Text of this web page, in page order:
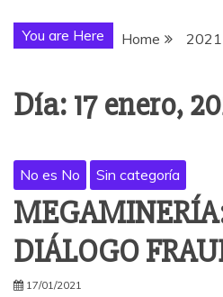
You are Here Home 2021
Día: 17 enero,
No es No Sin categoría
DIÁLOGO
17/01/2021